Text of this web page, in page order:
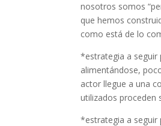
nosotros somos
que hemos
como está de lo
*estrategia a seguir
alimentándose,
actor llegue a una
utilizados proceden
*estrategia a seguir